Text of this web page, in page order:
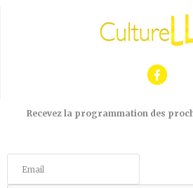
Recevez la programmation des